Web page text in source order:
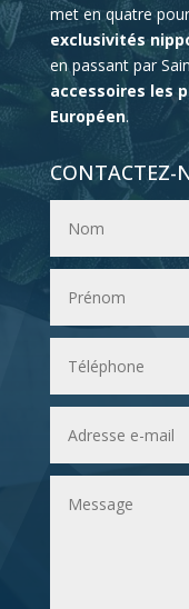
met en quatre
exclusivités
en passant par
accessoires les
Européen.
CONTACTEZ-